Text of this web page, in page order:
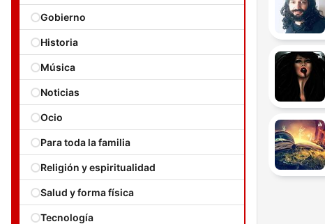
Gobierno
Historia
Música
Noticias
Ocio
Para toda la familia
Religión y espiritualidad
Salud y forma física
Tecnología